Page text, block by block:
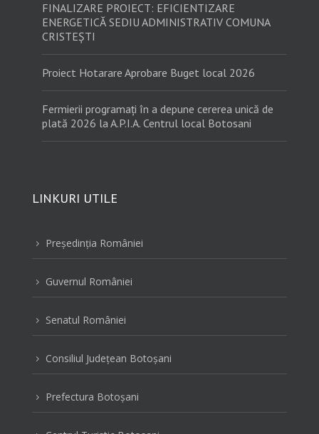
FINALIZARE PROIECT: EFICIENTIZARE
ENERGETICĂ SEDIU ADMINISTRATIV COMUNA
CRISTEȘTI
Proiect Hotarare Aprobare Buget local 2026
Fermierii programați în a depune cererea unică de
plată 2026 la A.P.I.A. Centrul local Botosani
LINKURI UTILE
5 Preşedinţia României
5 Guvernul României
5 Senatul României
5 Consiliul Judeţean Botoşani
5 Prefectura Botoşani